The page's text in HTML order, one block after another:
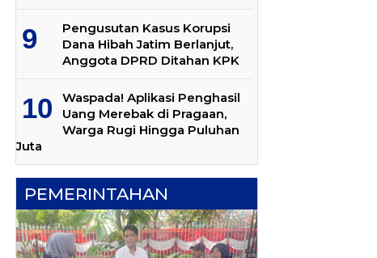
Pengusutan Kasus Korupsi
Dana Hibah Jatim Berlanjut,
Anggota DPRD Ditahan KPK
Waspada! Aplikasi Penghasil
Uang Merebak di Pragaan,
Warga Rugi Hingga Puluhan
Juta
PEMERINTAHAN